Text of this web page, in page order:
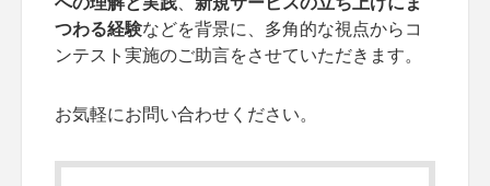
つわる経験などを背景に、多角的な視点からコ
ンテスト実施のご助言をさせていただきます。
お気軽にお問い合わせください。